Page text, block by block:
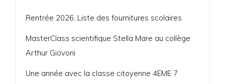
Rentrée 2026, Liste des fournitures scolaires
MasterClass scientifique Stella Mare au collège
Arthur Giovoni
Une année avec la classe citoyenne 4EME 7